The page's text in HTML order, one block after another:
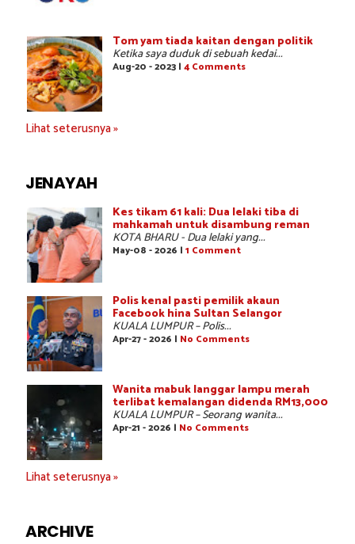
Tom yam tiada kaitan dengan politik
Ketika saya duduk di sebuah kedai...
Aug-20 - 2023 | 4 Comments
Lihat seterusnya »
JENAYAH
Kes tikam 61 kali: Dua lelaki tiba di
mahkamah untuk disambung reman
KOTA BHARU - Dua lelaki yang...
May-08 - 2026 | 1 Comment
Polis kenal pasti pemilik akaun
Facebook hina Sultan Selangor
KUALA LUMPUR – Polis...
Apr-27 - 2026 | No Comments
Wanita mabuk langgar lampu merah
terlibat kemalangan didenda RM13,000
KUALA LUMPUR – Seorang wanita...
Apr-21 - 2026 | No Comments
Lihat seterusnya »
ARCHIVE